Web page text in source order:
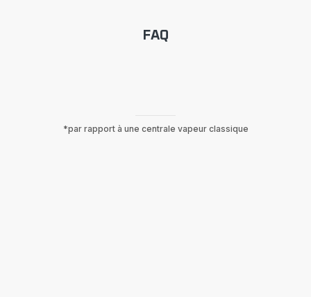
FAQ
*par rapport à une centrale vapeur classique